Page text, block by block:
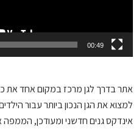
00:49
אתר בדרך לגןמרכז במקום אחד את
למצוא את הגן הנכון ביותר עבור
אינדקס גנים חדשני ומעודכן, הממפה